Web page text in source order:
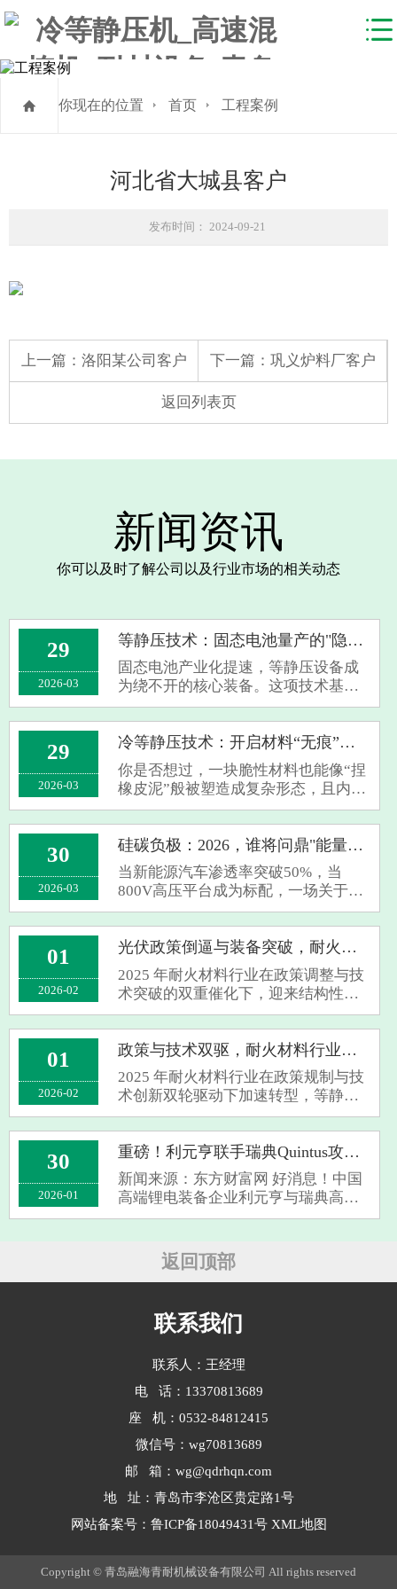
你现在的位置 首页 工程案例
河北省大城县客户
发布时间： 2024-09-21
上一篇： 洛阳某公司客户 下一篇： 巩义炉料厂客户
返回列表页
新闻资讯
你可以及时了解公司以及行业市场的相关动态
29
2026-03
等静压技术：固态电池量产的"隐形冠军"
固态电池产业化提速，等静压设备成
为绕不开的核心装备。这项技术基于
帕斯卡原理，通过液体介质从各向均
匀施压，让粉末材料致密成型——传
统辊压或化成设备难以替代其精准控
制电极密度、优化界面接触的独特价
值。温等···
29
2026-03
冷等静压技术：开启材料“无痕”成型新时代
你是否想过，一块脆性材料也能像“捏
橡皮泥”般被塑造成复杂形态，且内部
无任何缺陷？这并非科幻，而是冷等
静压技术（CIP）正在创造的行业现
实。作为粉末冶金领域的核心工艺，
它正凭借独特的优势，在多个高科技
领域掀···
30
2026-03
硅碳负极：2026，谁将问鼎"能量之王"？
当新能源汽车渗透率突破50%，当
800V高压平台成为标配，一场关于电
池能量密度的终极竞赛正在打响。传
统石墨负极已逼近372mAh/g的理论极
限，而硅碳负极以4200mAh/g的超高
比容量，正成为叩开高能量密度时代
大门的关键密···
01
2026-02
光伏政策倒逼与装备突破，耐火材料行业加速高端化
2025 年耐火材料行业在政策调整与技
术突破的双重催化下，迎来结构性升
级契机，等静压机等高端装备成为破
局关键。财政部拟于 2026 年 4 月取消
光伏出口退税的政策信号，叠加生态
环境部 GB 46790—2025 标准即将实
施，···
01
2026-02
政策与技术双驱，耐火材料行业迎升级拐点
2025 年耐火材料行业在政策规制与技
术创新双轮驱动下加速转型，等静压
机等高端装备成为突破关键。生态环
境部发布的 GB 46790-2025 强制排放
标准填补行业空白，明确 2026 年起新
建企业需严控污染物排放，倒逼行业
从 “···
30
2026-01
重磅！利元亨联手瑞典Quintus攻关固态电池设备，续航1200公里电动车要来了？
新闻来源：东方财富网 好消息！中国
高端锂电装备企业利元亨与瑞典高压
技术巨头Quintus Technologies AB正式
业合作，而是直奔固态电池生产设备
研发而去的大动作。 业内人士都
返回顶部
联系我们
联系人：王经理
电 话：13370813689
座 机：0532-84812415
微信号：wg70813689
邮 箱：wg@qdrhqn.com
地 址：青岛市李沧区贵定路1号
网站备案号： 鲁ICP备18049431号 XML地图
Copyright © 青岛融海青耐机械设备有限公司 All rights reserved